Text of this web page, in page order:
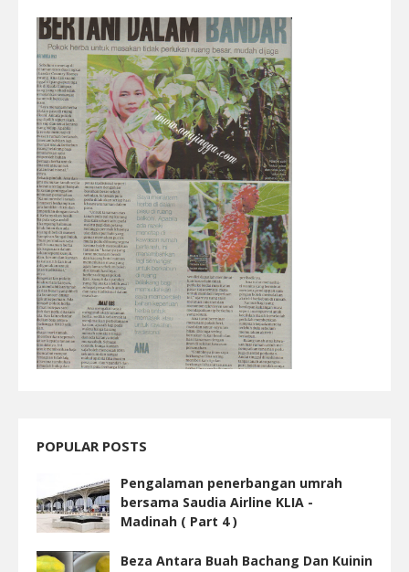
POPULAR POSTS
Pengalaman penerbangan umrah
bersama Saudia Airline KLIA -
Madinah ( Part 4 )
Beza Antara Buah Bachang Dan Kuinin